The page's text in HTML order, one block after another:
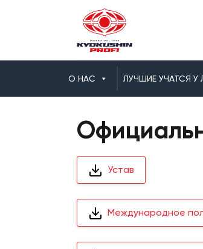
О НАС ЛУЧШИЕ УЧАТСЯ У
Устав
Международное